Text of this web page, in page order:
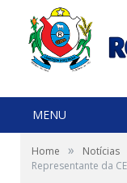
MENU
Home » Notícias
Representante da